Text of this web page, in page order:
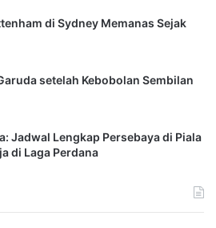
di Sydney Memanas Sejak
setelah Kebobolan Sembilan
Jadwal Lengkap Persebaya di Piala
di Laga Perdana